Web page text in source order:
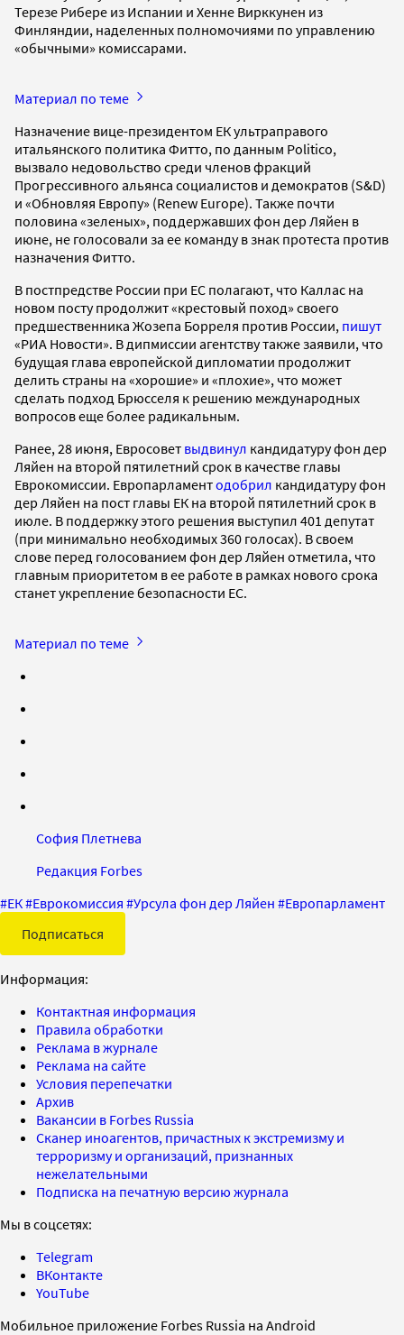
Терезе Рибере из Испании и Хенне Вирккунен из
Финляндии, наделенных полномочиями по управлению
«обычными» комиссарами.
Материал по теме
Назначение вице-президентом ЕК ультраправого
итальянского политика Фитто, по данным Politico,
вызвало недовольство среди членов фракций
Прогрессивного альянса социалистов и демократов (S&D)
и «Обновляя Европу» (Renew Europe). Также почти
половина «зеленых», поддержавших фон дер Ляйен в
июне, не голосовали за ее команду в знак протеста против
назначения Фитто.
В постпредстве России при ЕС полагают, что Каллас на
новом посту продолжит «крестовый поход» своего
предшественника Жозепа Борреля против России, пишут
«РИА Новости». В дипмиссии агентству также заявили, что
будущая глава европейской дипломатии продолжит
делить страны на «хорошие» и «плохие», что может
сделать подход Брюсселя к решению международных
вопросов еще более радикальным.
Ранее, 28 июня, Евросовет выдвинул кандидатуру фон дер
Ляйен на второй пятилетний срок в качестве главы
Еврокомиссии. Европарламентодобрил кандидатуру фон
дер Ляйен на пост главы ЕК на второй пятилетний срок в
июле. В поддержку этого решения выступил 401 депутат
(при минимально необходимых 360 голосах). В своем
слове перед голосованием фон дер Ляйен отметила, что
главным приоритетом в ее работе в рамках нового срока
станет укрепление безопасности ЕС.
Материал по теме
София Плетнева
Редакция Forbes
#ЕК#Еврокомиссия #Урсула фон дер Ляйен #Европарламент
Подписаться
Информация:
Контактная информация
Правила обработки
Реклама в журнале
Реклама на сайте
Условия перепечатки
Архив
Вакансии в Forbes Russia
Сканер иноагентов, причастных к экстремизму и
терроризму и организаций, признанных
нежелательными
Подписка на печатную версию журнала
Мы в соцсетях:
Telegram
ВКонтакте
YouTube
Мобильное приложение Forbes Russia на Android